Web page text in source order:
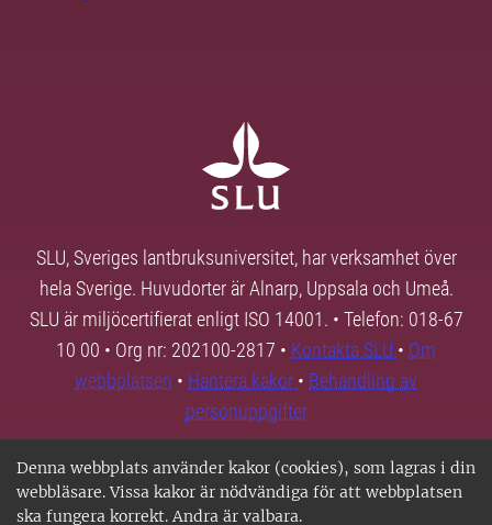
Denna webbplats använder kakor (cookies), som lagras i din
webbläsare. Vissa kakor är nödvändiga för att webbplatsen
ska fungera korrekt. Andra är valbara.
SLU, Sveriges lantbruksuniversitet, har verksamhet över
hela Sverige. Huvudorter är Alnarp, Uppsala och Umeå.
SLU är miljöcertifierat enligt ISO 14001. • Telefon: 018-67
10 00 • Org nr: 202100-2817 • Kontakta SLU • Om
webbplatsen • Hantera kakor • Behandling av
personuppgifter